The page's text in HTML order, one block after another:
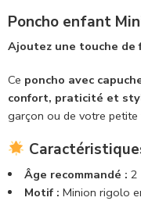
Poncho enfant
Ajoutez une touche de
Ce poncho avec
confort, praticité et
garçon ou de votre petite
Âge recommandé : 2
Motif : Minion rigolo